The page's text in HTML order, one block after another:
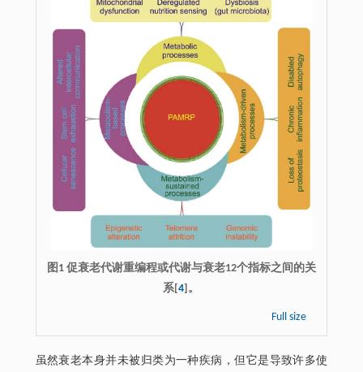
图1 促衰老代谢重编程或代谢与衰老12个指标之间的关
系[4]。
Full size
虽然衰老本身并未被归类为一种疾病，但它是导致许多使